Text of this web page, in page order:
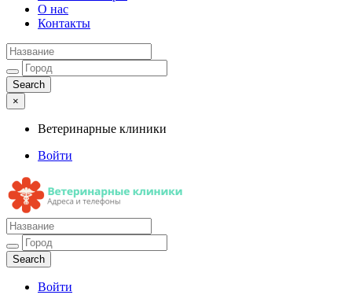
О нас
Контакты
×
Ветеринарные клиники
Войти
Ветеринарные клиники
Адреса и телефоны
Войти